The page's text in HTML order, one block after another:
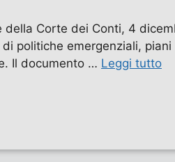
Corte dei Conti, 4
politiche emergenziali,
Il documento … Leggi tutto